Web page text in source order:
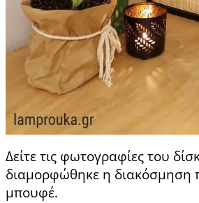
Δείτε τις φωτογραφίες του
διαμορφώθηκε η διακόσμηση
μπουφέ.